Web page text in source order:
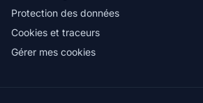
Protection des données
Cookies et traceurs
Gérer mes cookies